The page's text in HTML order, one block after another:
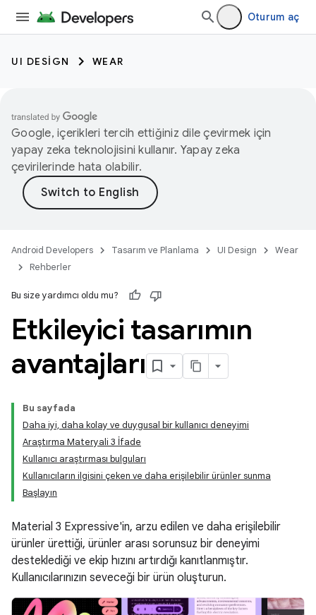
Oturum aç
UI DESIGN WEAR
Google, içerikleri tercih ettiğiniz dile çevirmek için
yapay zeka teknolojisini kullanır. Yapay zeka
çevirilerinde hata olabilir.
Android Developers Tasarım ve Planlama UI Design
Wear
Rehberler
Bu size yardımcı oldu mu?
Etkileyici tasarımın
avantajları
Bu sayfada
Daha iyi, daha kolay ve duygusal bir kullanıcı deneyimi
Araştırma Materyali 3 İfade
Kullanıcı araştırması bulguları
Kullanıcıların ilgisini çeken ve daha erişilebilir ürünler sunma
Başlayın
Material 3 Expressive'in, arzu edilen ve daha erişilebilir
ürünler ürettiği, ürünler arası sorunsuz bir deneyimi
desteklediği ve ekip hızını artırdığı kanıtlanmıştır.
Kullanıcılarınızın seveceği bir ürün oluşturun.